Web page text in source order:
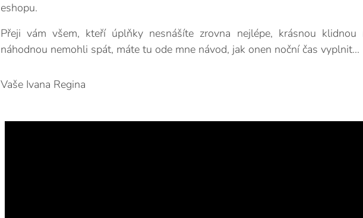
eshopu.
Přeji vám všem, kteří úplňky nesnášíte zrovna nejlépe, krásnou
náhodnou nemohli spát, máte tu ode mne návod, jak onen noční čas vyplnit...
Vaše Ivana Regina